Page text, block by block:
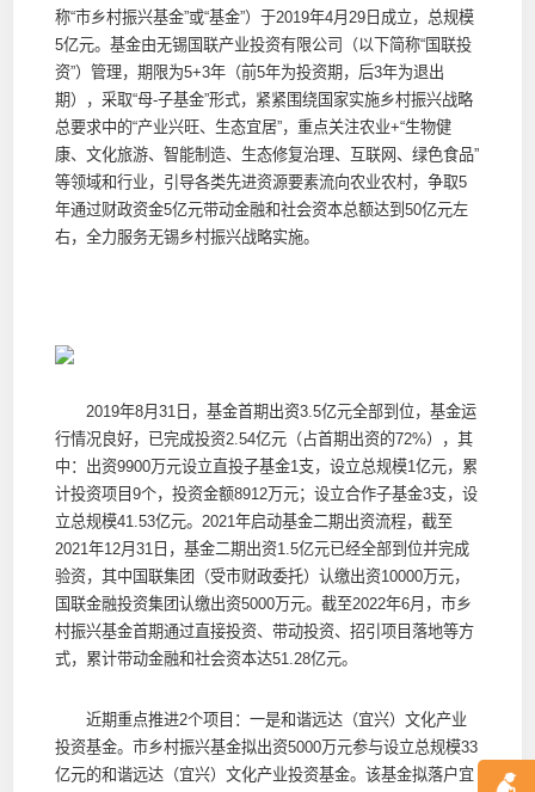
称“市乡村振兴基金”或“基金”）于2019年4月29日成立，总规模
5亿元。基金由无锡国联产业投资有限公司（以下简称“国联投
资”）管理，期限为5+3年（前5年为投资期，后3年为退出
期），采取“母-子基金”形式，紧紧围绕国家实施乡村振兴战略
总要求中的“产业兴旺、生态宜居”，重点关注农业+“生物健
康、文化旅游、智能制造、生态修复治理、互联网、绿色食品”
等领域和行业，引导各类先进资源要素流向农业农村，争取5
年通过财政资金5亿元带动金融和社会资本总额达到50亿元左
右，全力服务无锡乡村振兴战略实施。
2019年8月31日，基金首期出资3.5亿元全部到位，基金运
行情况良好，已完成投资2.54亿元（占首期出资的72%），其
中：出资9900万元设立直投子基金1支，设立总规模1亿元，累
计投资项目9个，投资金额8912万元；设立合作子基金3支，设
立总规模41.53亿元。2021年启动基金二期出资流程，截至
2021年12月31日，基金二期出资1.5亿元已经全部到位并完成
验资，其中国联集团（受市财政委托）认缴出资10000万元，
国联金融投资集团认缴出资5000万元。截至2022年6月，市乡
村振兴基金首期通过直接投资、带动投资、招引项目落地等方
式，累计带动金融和社会资本达51.28亿元。
近期重点推进2个项目：一是和谐远达（宜兴）文化产业
投资基金。市乡村振兴基金拟出资5000万元参与设立总规模33
亿元的和谐远达（宜兴）文化产业投资基金。该基金拟落户宜